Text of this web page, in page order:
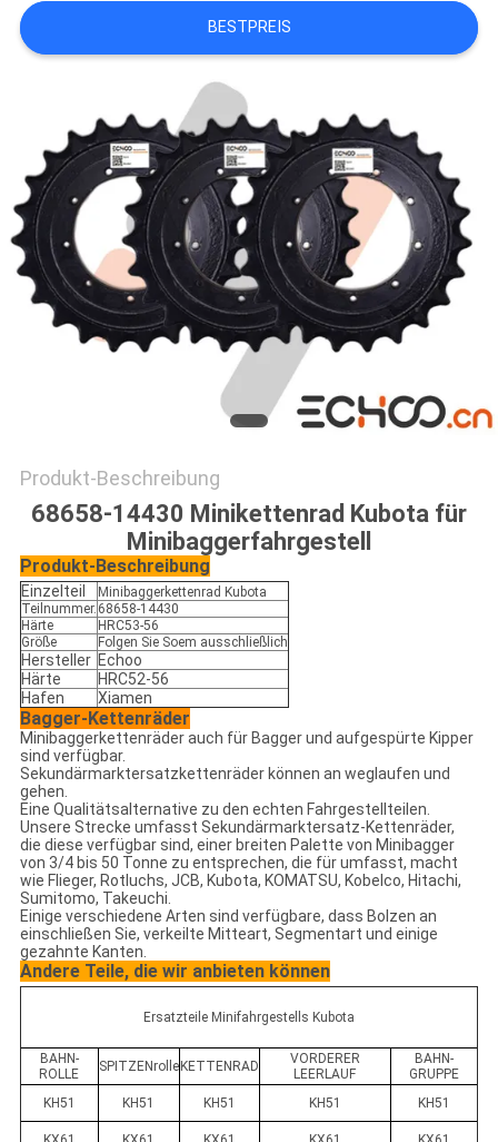
POLICY
BESTPREIS
Produkt-Beschreibung
68658-14430 Minikettenrad Kubota für
Minibaggerfahrgestell
Produkt-Beschreibung
Einzelteil
Minibaggerkettenrad Kubota
Teilnummer. 68658-14430
Härte
HRC53-56
Größe
Folgen Sie Soem ausschließlich
Hersteller Echoo
Härte
HRC52-56
Hafen
Xiamen
Bagger-Kettenräder
Minibaggerkettenräder auch für Bagger und aufgespürte Kipper
sind verfügbar.
Sekundärmarktersatzkettenräder können an weglaufen und
gehen.
Eine Qualitätsalternative zu den echten Fahrgestellteilen.
Unsere Strecke umfasst Sekundärmarktersatz-Kettenräder,
die diese verfügbar sind, einer breiten Palette von Minibagger
von 3/4 bis 50 Tonne zu entsprechen, die für umfasst, macht
wie Flieger, Rotluchs, JCB, Kubota, KOMATSU, Kobelco, Hitachi,
Sumitomo, Takeuchi.
Einige verschiedene Arten sind verfügbare, dass Bolzen an
einschließen Sie, verkeilte Mitteart, Segmentart und einige
gezahnte Kanten.
Andere Teile, die wir anbieten können
Ersatzteile Minifahrgestells Kubota
BAHN-
ROLLE
SPITZENrolle KETTENRAD
VORDERER
LEERLAUF
BAHN-
GRUPPE
KH51
KH51 KH51 KH51 KH51